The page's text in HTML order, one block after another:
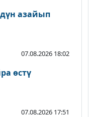
азайып
07.08.2026 18:02
өстү
07.08.2026 17:51